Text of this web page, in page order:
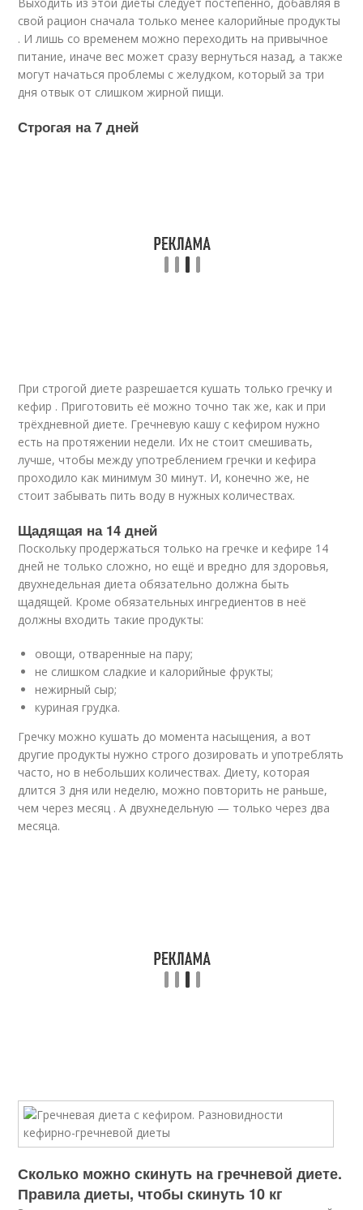
свой рацион сначала только менее калорийные продукты
. И лишь со временем можно переходить на привычное
питание, иначе вес может сразу вернуться назад, а также
могут начаться проблемы с желудком, который за три
дня отвык от слишком жирной пищи.
Строгая на 7 дней
При строгой диете разрешается кушать только гречку и
кефир . Приготовить её можно точно так же, как и при
трёхдневной диете. Гречневую кашу с кефиром нужно
есть на протяжении недели. Их не стоит смешивать,
лучше, чтобы между употреблением гречки и кефира
проходило как минимум 30 минут. И, конечно же, не
стоит забывать пить воду в нужных количествах.
Щадящая на 14 дней
Поскольку продержаться только на гречке и кефире 14
дней не только сложно, но ещё и вредно для здоровья,
двухнедельная диета обязательно должна быть
щадящей. Кроме обязательных ингредиентов в неё
должны входить такие продукты:
овощи, отваренные на пару;
не слишком сладкие и калорийные фрукты;
нежирный сыр;
куриная грудка.
Гречку можно кушать до момента насыщения, а вот
другие продукты нужно строго дозировать и употреблять
часто, но в небольших количествах. Диету, которая
длится 3 дня или неделю, можно повторить не раньше,
чем через месяц . А двухнедельную — только через два
месяца.
Сколько можно скинуть на гречневой диете.
Правила диеты, чтобы скинуть 10 кг